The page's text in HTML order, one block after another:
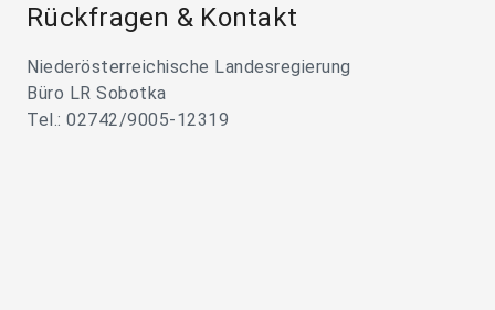
Rückfragen & Kontakt
Niederösterreichische Landesregierung
Büro LR Sobotka
Tel.: 02742/9005-12319